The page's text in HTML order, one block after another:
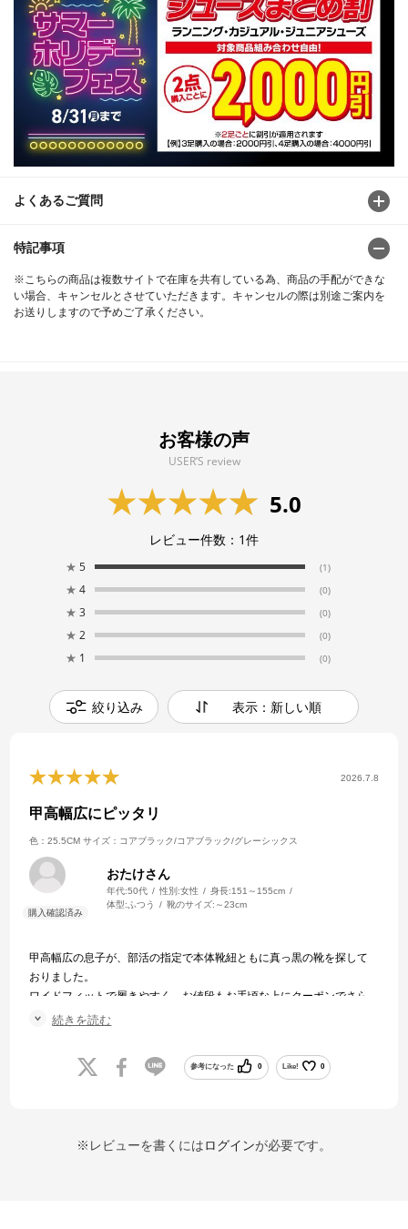
よくあるご質問
特記事項
※こちらの商品は複数サイトで在庫を共有している為、商品の手配ができな
い場合、キャンセルとさせていただきます。キャンセルの際は別途ご案内を
お送りしますので予めご了承ください。
お客様の声
USER’S review
5.0
レビュー件数： 1件
★ 5 (1)
★ 4 (0)
★ 3 (0)
★ 2 (0)
★ 1 (0)
絞り込み 表示：新しい順
2026.7.8
甲高幅広にピッタリ
色：25.5CM サイズ：コアブラック/コアブラック/グレーシックス
おたけさん
年代:50代 性別:女性 身長:151～155cm
体型: ふつう 靴のサイズ: ～23cm
甲高幅広の息子が、部活の指定で本体靴紐ともに真っ黒の靴を探して
おりました。
ワイドフィットで履きやすく、お値段もお手頃な上にクーポンでさら
にお得に購入出来て大変満足しています。
続きを読む
参考になった 0 Like! 0
※レビューを書くにはログインが必要です。